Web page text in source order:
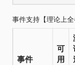
事件支持【理论上
事件
可
用